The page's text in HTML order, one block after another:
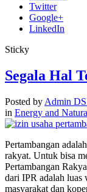
Twitter
Google+
LinkedIn
Sticky
Segala Hal
Posted by Admin
in Energy and
Pertambangan
rakyat. Untuk bisa
Pertambangan
dari IPR adalah luas
masyarakat dan